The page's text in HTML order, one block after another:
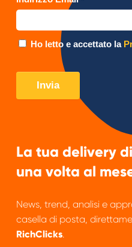
La tua delivery
una volta al
News, trend, analisi e
casella di posta,
RichClicks.